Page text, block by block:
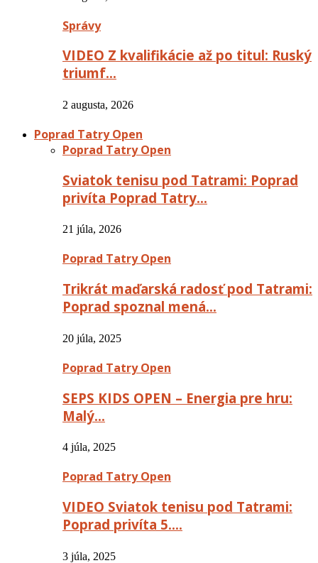
Správy
VIDEO Z kvalifikácie až po titul: Ruský
triumf…
2 augusta, 2026
Poprad Tatry Open
Poprad Tatry Open
Sviatok tenisu pod Tatrami: Poprad
privíta Poprad Tatry…
21 júla, 2026
Poprad Tatry Open
Trikrát maďarská radosť pod Tatrami:
Poprad spoznal mená…
20 júla, 2025
Poprad Tatry Open
SEPS KIDS OPEN – Energia pre hru:
Malý…
4 júla, 2025
Poprad Tatry Open
VIDEO Sviatok tenisu pod Tatrami:
Poprad privíta 5….
3 júla, 2025